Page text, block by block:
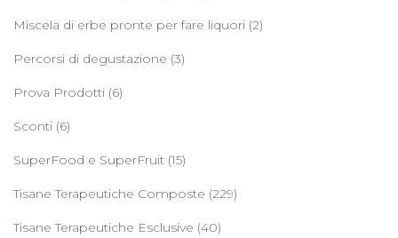
Miscela di erbe pronte per fare liquori (2)
Percorsi di degustazione (3)
Prova Prodotti (6)
Sconti (6)
SuperFood e SuperFruit (15)
Tisane Terapeutiche Composte (229)
Tisane Terapeutiche Esclusive (40)